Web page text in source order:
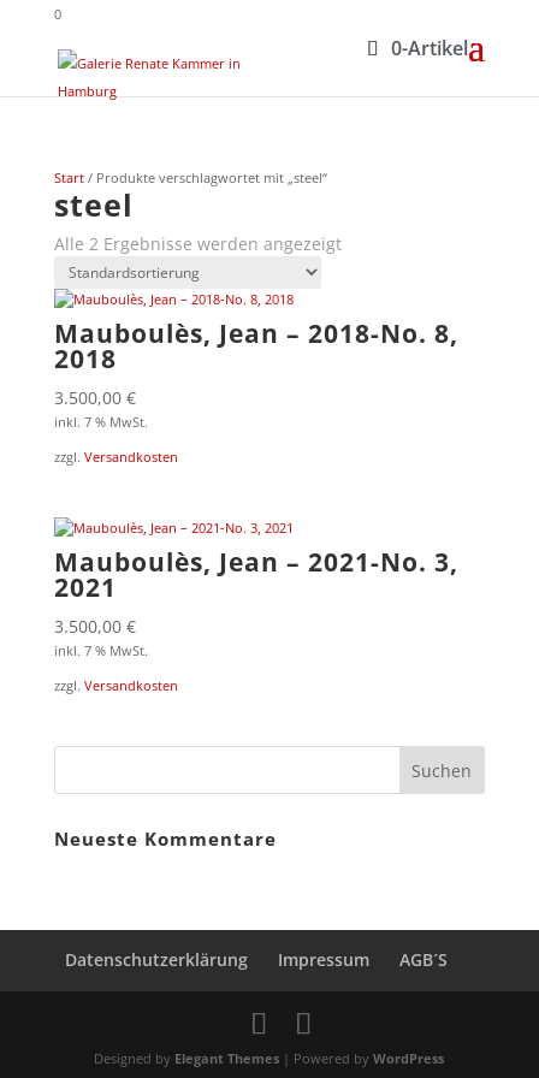
0
0-Artikel
Start/ Produkte verschlagwortet mit „steel“
steel
Alle 2 Ergebnisse werden angezeigt
Mauboulès, Jean – 2018-No. 8,
2018
3.500,00 €
inkl. 7 % MwSt.
zzgl. Versandkosten
Mauboulès, Jean – 2021-No. 3,
2021
3.500,00 €
inkl. 7 % MwSt.
zzgl. Versandkosten
Neueste Kommentare
Datenschutzerklärung Impressum AGB´S
Designed by Elegant Themes | Powered byWordPress